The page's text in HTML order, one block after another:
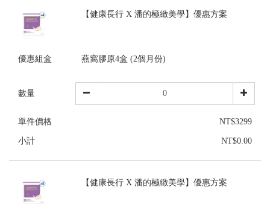
【健康長行 X 潘的極緻美學】優惠方案
優惠組盒 燕窩膠原4盒 (2個月份)
數量
單件價格 NT$3299
小計 NT$0.00
【健康長行 X 潘的極緻美學】優惠方案